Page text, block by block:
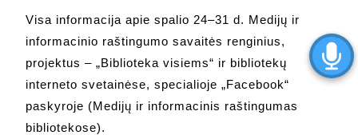
Visa informacija apie spalio 24–31 d. Medijų ir
informacinio raštingumo savaitės renginius,
projektus – „Biblioteka visiems“ ir bibliotekų
interneto svetainėse, specialioje „Facebook“
paskyroje (Medijų ir informacinis raštingumas
bibliotekose).